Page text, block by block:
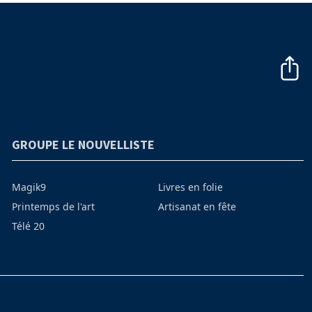
GROUPE LE NOUVELLISTE
Magik9
Printemps de l'art
Télé 20
Livres en folie
Artisanat en fête